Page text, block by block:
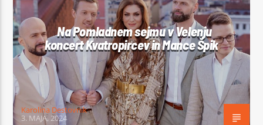
Current track
No titles available
Na Pomladnem sejmu v Velenju
koncert Kvatropircev in Mance Špik
Karolina Destovnik
3. MAJA, 2024